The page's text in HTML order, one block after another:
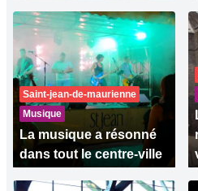
Saint-jean-de-maurienne
Musique
La musique a résonné
dans tout le centre-ville